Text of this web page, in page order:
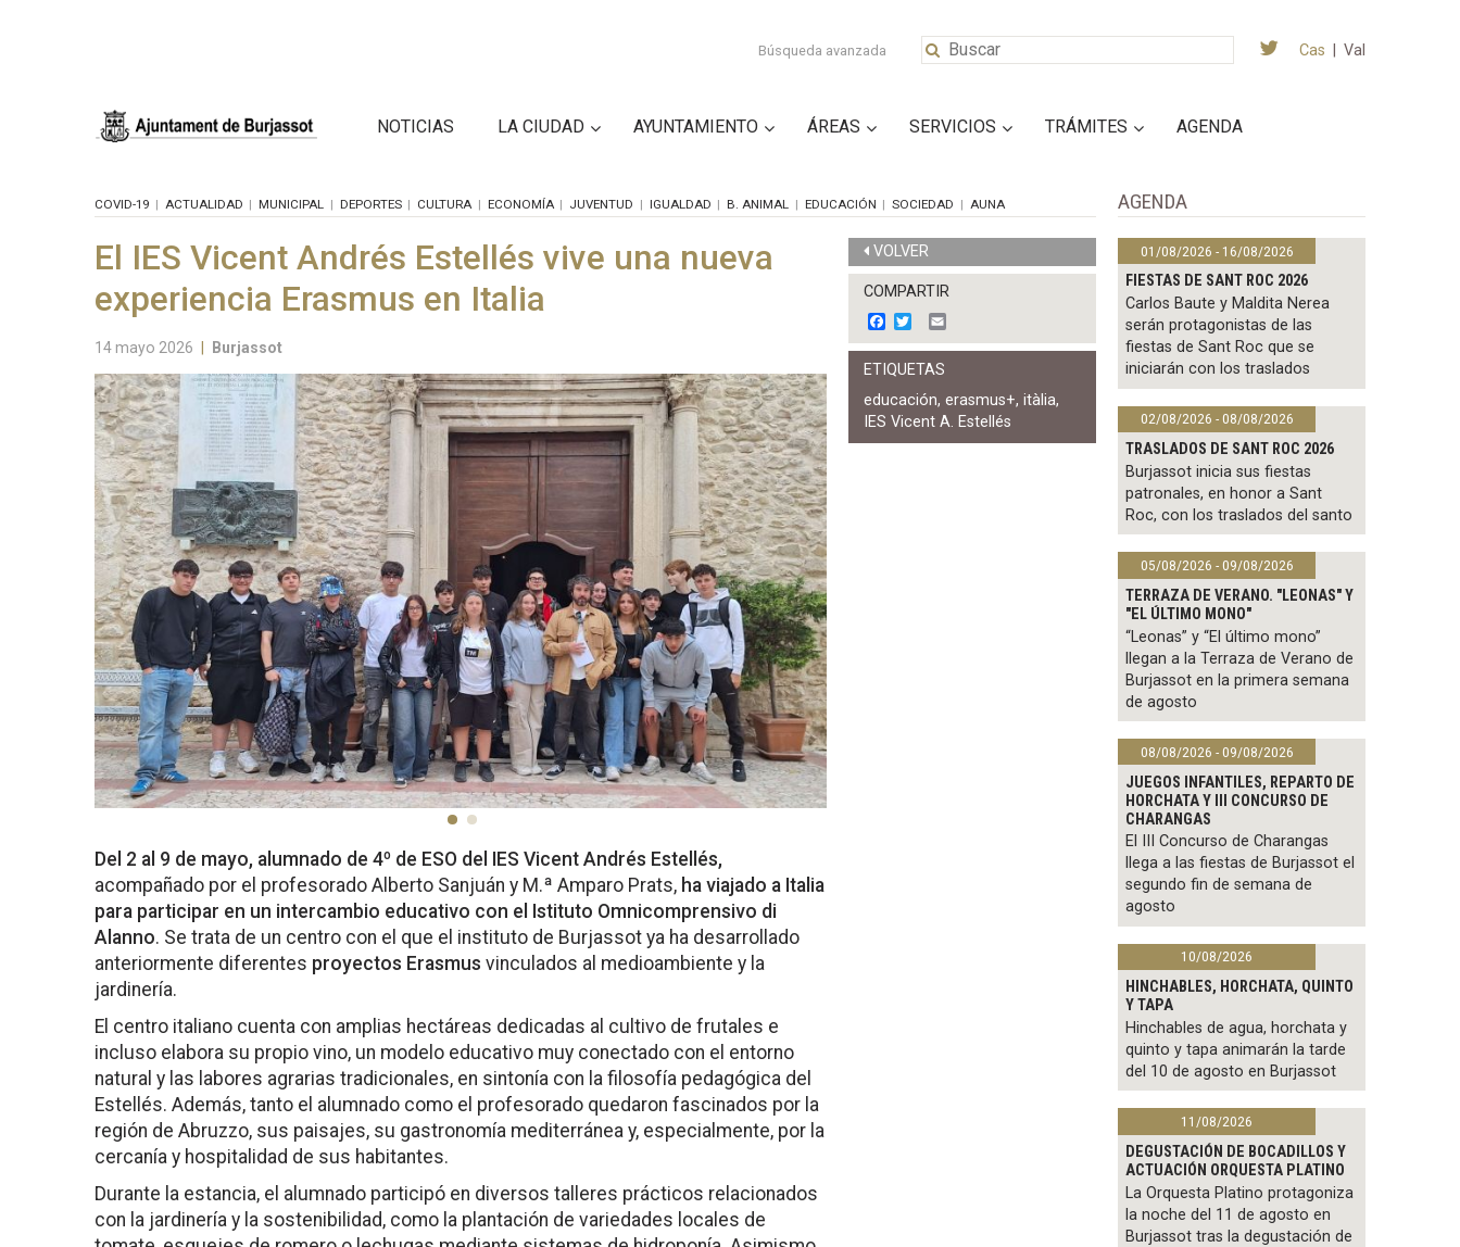
Búsqueda avanzada Cas Val
NOTICIAS LA CIUDAD AYUNTAMIENTO ÁREAS SERVICIOS TRÁMITES AGENDA
COVID-19 ACTUALIDAD MUNICIPAL DEPORTES CULTURA ECONOMÍA JUVENTUD IGUALDAD B. ANIMAL EDUCACIÓN SOCIEDAD AUNA
El IES Vicent Andrés Estellés vive una nueva
experiencia Erasmus en Italia
14 mayo 2026 Burjassot
Del 2 al 9 de mayo, alumnado de 4º de ESO del IES Vicent Andrés Estellés,
acompañado por el profesorado Alberto Sanjuán y M.ª Amparo Prats, ha viajado a Italia
para participar en un intercambio educativo con el Istituto Omnicomprensivo di
Alanno. Se trata de un centro con el que el instituto de Burjassot ya ha desarrollado
anteriormente diferentes proyectos Erasmus vinculados al medioambiente y la
jardinería.
El centro italiano cuenta con amplias hectáreas dedicadas al cultivo de frutales e
incluso elabora su propio vino, un modelo educativo muy conectado con el entorno
natural y las labores agrarias tradicionales, en sintonía con la filosofía pedagógica del
Estellés. Además, tanto el alumnado como el profesorado quedaron fascinados por la
región de Abruzzo, sus paisajes, su gastronomía mediterránea y, especialmente, por la
cercanía y hospitalidad de sus habitantes.
Durante la estancia, el alumnado participó en diversos talleres prácticos relacionados
con la jardinería y la sostenibilidad, como la plantación de variedades locales de
VOLVER
COMPARTIR
F
a
c
e
o
o
k
w
i
t
t
e
r
m
a
ETIQUETAS
educación,erasmus+,itàlia,
IES Vicent A. Estellés
AGENDA
01/08/2026 - 16/08/2026
FIESTAS DE SANT ROC 2026
Carlos Baute y Maldita Nerea
serán protagonistas de las
fiestas de Sant Roc que se
iniciarán con los traslados
02/08/2026 - 08/08/2026
TRASLADOS DE SANT ROC 2026
Burjassot inicia sus fiestas
patronales, en honor a Sant
Roc, con los traslados del santo
05/08/2026 - 09/08/2026
TERRAZA DE VERANO. "LEONAS" Y
"EL ÚLTIMO MONO"
“Leonas” y “El último mono”
llegan a la Terraza de Verano de
Burjassot en la primera semana
de agosto
08/08/2026 - 09/08/2026
JUEGOS INFANTILES, REPARTO DE
HORCHATA Y III CONCURSO DE
CHARANGAS
El III Concurso de Charangas
llega a las fiestas de Burjassot el
segundo fin de semana de
agosto
10/08/2026
HINCHABLES, HORCHATA, QUINTO
Y TAPA
Hinchables de agua, horchata y
quinto y tapa animarán la tarde
del 10 de agosto en Burjassot
11/08/2026
DEGUSTACIÓN DE BOCADILLOS Y
ACTUACIÓN ORQUESTA PLATINO
La Orquesta Platino protagoniza
la noche del 11 de agosto en
Burjassot tras la degustación de